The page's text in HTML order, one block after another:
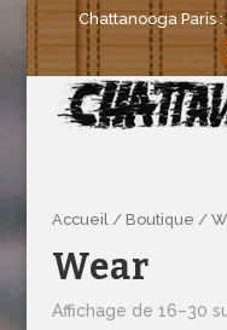
Chattanooga Paris
Accueil/ Boutique /
Wear
Affichage de 16–30